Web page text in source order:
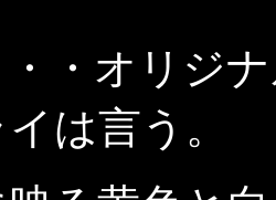
・・オリジ
は言う。